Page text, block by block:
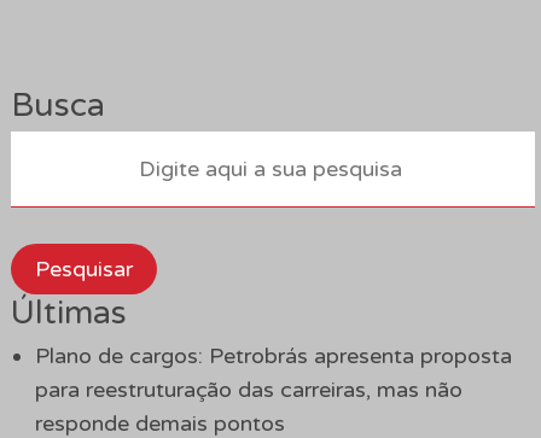
Busca
Pesquisar
Últimas
Plano de cargos: Petrobrás apresenta proposta
para reestruturação das carreiras, mas não
responde demais pontos